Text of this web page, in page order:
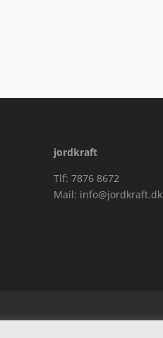
jordkraft
Tlf: 7876 8672
Mail: info@jordkraft.dk